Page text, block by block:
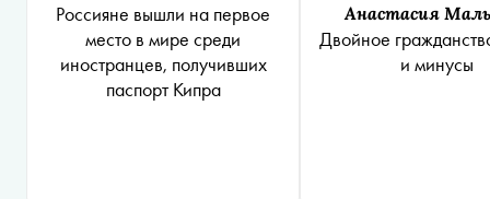
Россияне вышли на первое
место в мире среди
иностранцев, получивших
паспорт Кипра
Анастасия
Двойное
и минусы